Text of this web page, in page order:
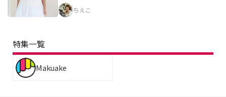
ちえこ
特集一覧
Makuake